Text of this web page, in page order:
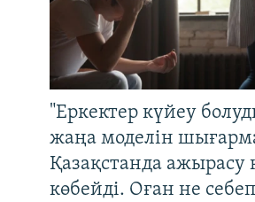
"Еркектер күйеу
жаңа моделін
Қазақстанда ажырасу
көбейді. Оған не